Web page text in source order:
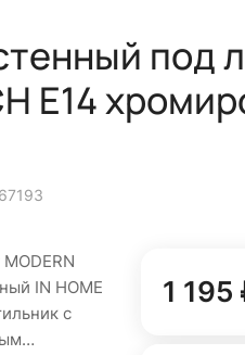
под
Е14
IN HOME
с
1 195